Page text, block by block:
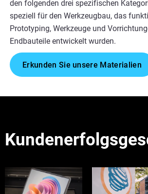
den folgenden drei spezifischen
speziell für den Werkzeugbau, das
Prototyping, Werkzeuge und
Endbauteile entwickelt wurden.
Erkunden Sie unsere Materialien